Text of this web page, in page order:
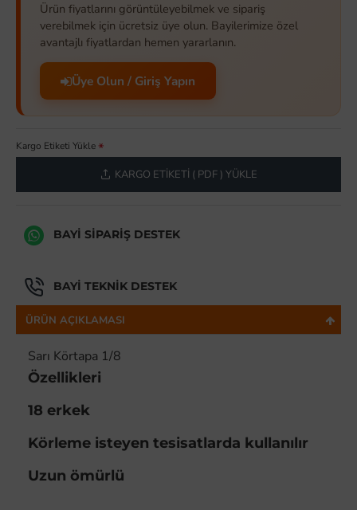
Ürün fiyatlarını görüntüleyebilmek ve sipariş
verebilmek için ücretsiz üye olun. Bayilerimize özel
avantajlı fiyatlardan hemen yararlanın.
Üye Olun / Giriş Yapın
Kargo Etiketi Yükle
KARGO ETIKETI ( PDF ) YÜKLE
BAYI SIPARIŞ DESTEK
BAYI TEKNIK DESTEK
ÜRÜN AÇIKLAMASI
Sarı Körtapa 1/8
Özellikleri
18 erkek
Körleme isteyen tesisatlarda kullanılır
Uzun ömürlü